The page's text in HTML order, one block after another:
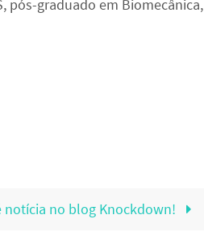
pós-graduado em Biomecânica,
notícia no blog Knockdown!